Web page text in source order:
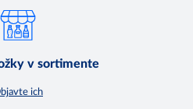
v sortimente
ich